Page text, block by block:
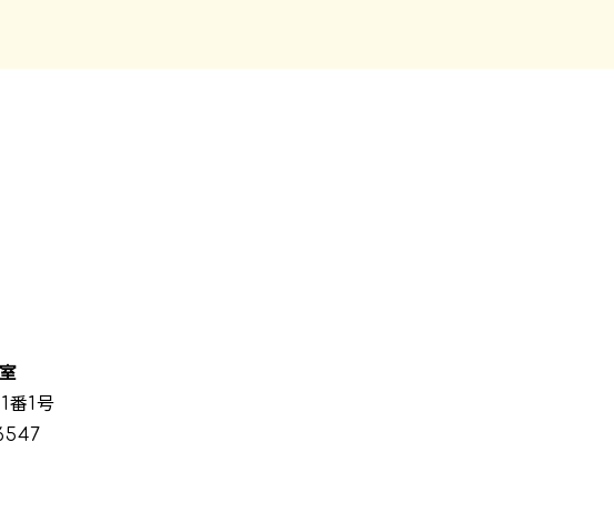
番1号